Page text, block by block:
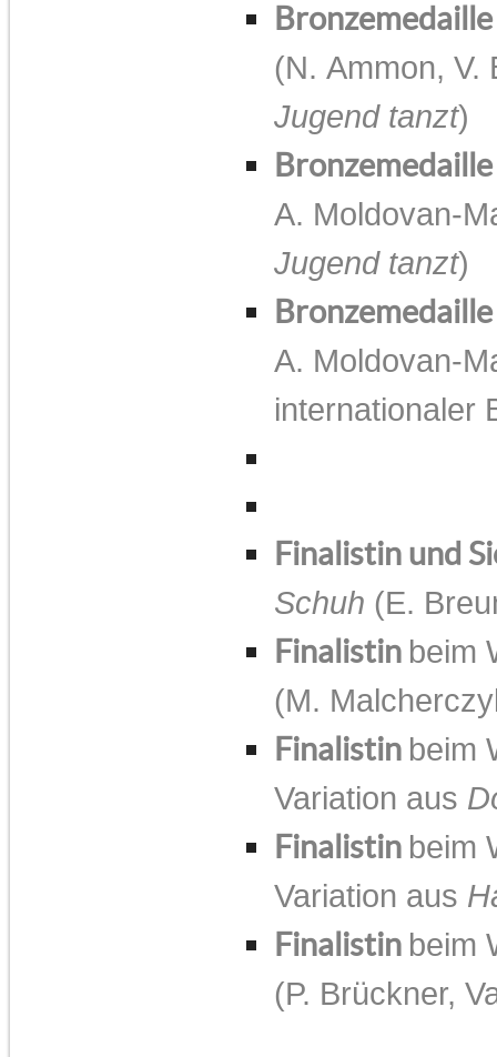
Bronzemedaille
(N. Ammon, V.
Jugend tanzt)
Bronzemedaille
A. Moldovan-
Jugend tanzt)
A. Moldovan-
internationaler
Finalistin und
Schuh (E.
Finalistin beim
(M.
Finalistin beim
Variation aus
Finalistin beim
Variation aus
Finalistin beim
(P. Brückner,